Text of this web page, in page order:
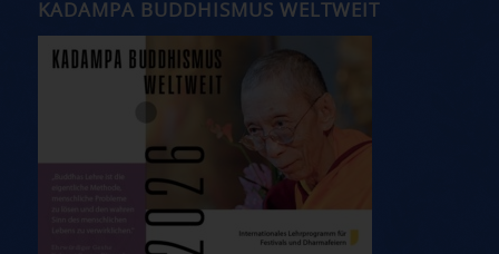
KADAMPA BUDDHISMUS WELTWEIT